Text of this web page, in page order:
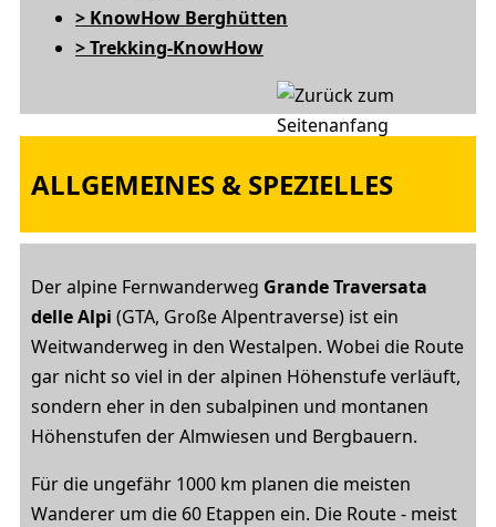
> KnowHow Berghütten
> Trekking-KnowHow
ALLGEMEINES & SPEZIELLES
Der alpine Fernwanderweg Grande Traversata
delle Alpi (GTA, Große Alpentraverse) ist ein
Weitwanderweg in den Westalpen. Wobei die Route
gar nicht so viel in der alpinen Höhenstufe verläuft,
sondern eher in den subalpinen und montanen
Höhenstufen der Almwiesen und Bergbauern.
Für die ungefähr 1000 km planen die meisten
Wanderer um die 60 Etappen ein. Die Route - meist